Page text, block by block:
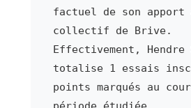
factuel de son apport
collectif de Brive.
Effectivement, Hendre
totalise 1 essais
points marqués au